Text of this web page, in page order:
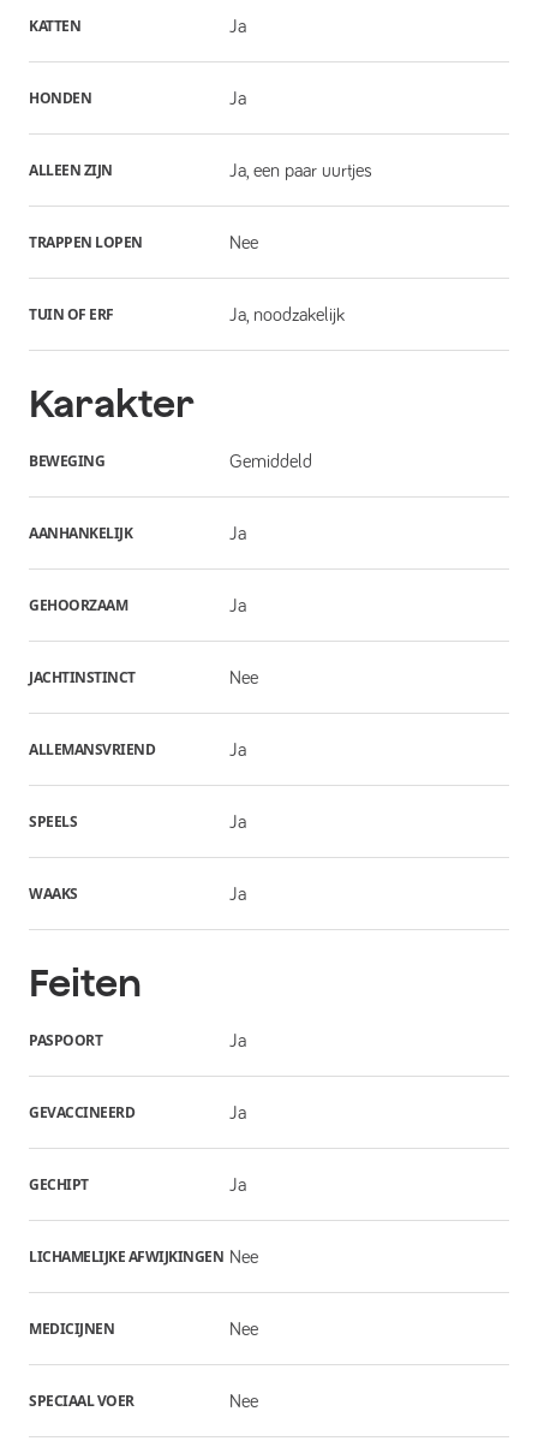
KATTEN Ja
HONDEN Ja
ALLEEN ZIJN Ja, een paar uurtjes
TRAPPEN LOPEN Nee
TUIN OF ERF Ja, noodzakelijk
Karakter
BEWEGING Gemiddeld
AANHANKELIJK Ja
GEHOORZAAM Ja
JACHTINSTINCT Nee
ALLEMANSVRIEND Ja
SPEELS Ja
WAAKS Ja
Feiten
PASPOORT Ja
GEVACCINEERD Ja
GECHIPT Ja
LICHAMELIJKE AFWIJKINGEN Nee
MEDICIJNEN Nee
SPECIAAL VOER Nee